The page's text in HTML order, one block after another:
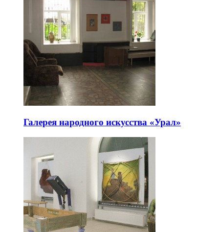
Галерея народного искусства «Урал»